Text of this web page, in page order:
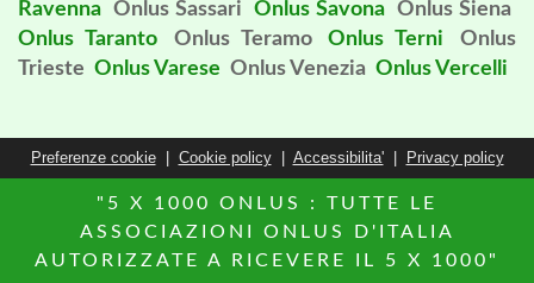
Ravenna Onlus Sassari Onlus Savona Onlus Siena
Onlus Taranto
Onlus Teramo Onlus Terni
Onlus
Trieste Onlus Varese Onlus Venezia Onlus Vercelli
Preferenze cookie| Cookie policy| Accessibilita'| Privacy policy
"5 X 1000 ONLUS : TUTTE LE
ASSOCIAZIONI ONLUS D'ITALIA
AUTORIZZATE A RICEVERE IL 5 X 1000"